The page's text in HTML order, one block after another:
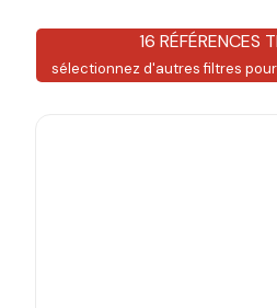
16 RÉFÉRENCES
sélectionnez d'autres filtres